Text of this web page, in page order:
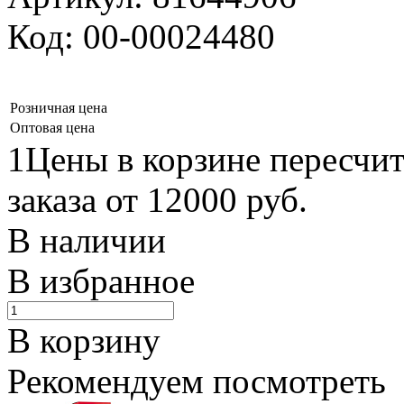
Код: 00-00024480
Розничная цена
Оптовая цена
1Цены в корзине
заказа от 12000 руб.
В наличии
В избранное
В корзину
Рекомендуем посмотреть